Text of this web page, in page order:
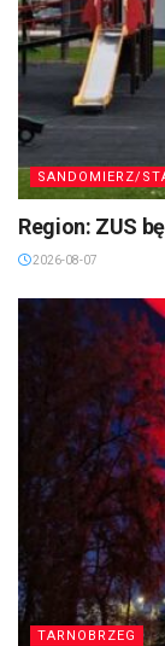
SANDOMIERZ/
Region: ZUS
2026-08-07
TARNOBRZEG